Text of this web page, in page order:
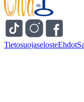
TietosuojaselosteEhdot